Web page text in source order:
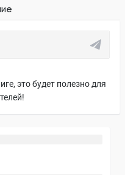
это будет полезно для